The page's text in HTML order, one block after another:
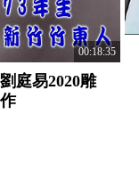
00:18:35
庭易2020雕